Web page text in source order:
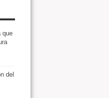
que
del